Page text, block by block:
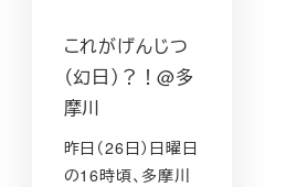
これがげんじつ
（幻日）？！@多
摩川
昨日（26日）日曜日
の16時頃、多摩川